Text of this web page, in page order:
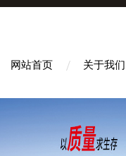
网站首页 关于我们